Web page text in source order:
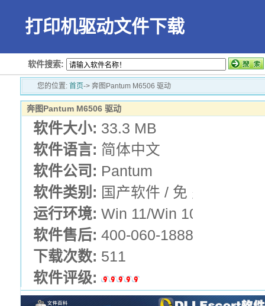
打印机驱动文件下载
软件搜索:
您的位置:首页-> 奔图Pantum M6506 驱动
奔图Pantum M6506 驱动
软件大小: 33.3 MB
软件语言: 简体中文
软件公司: Pantum
软件类别: 国产软件 / 免 费 版 / 奔
运行环境: Win 11/Win 10/Win 7/
软件售后: 400-060-1888
下载次数: 511
软件评级: